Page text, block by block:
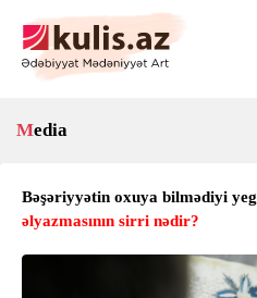
Media
Bəşəriyyətin oxuya bilmədiyi
əlyazmasının sirri nədir?